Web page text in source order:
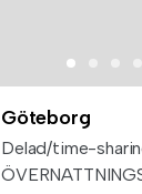
Göteborg
Delad/time-